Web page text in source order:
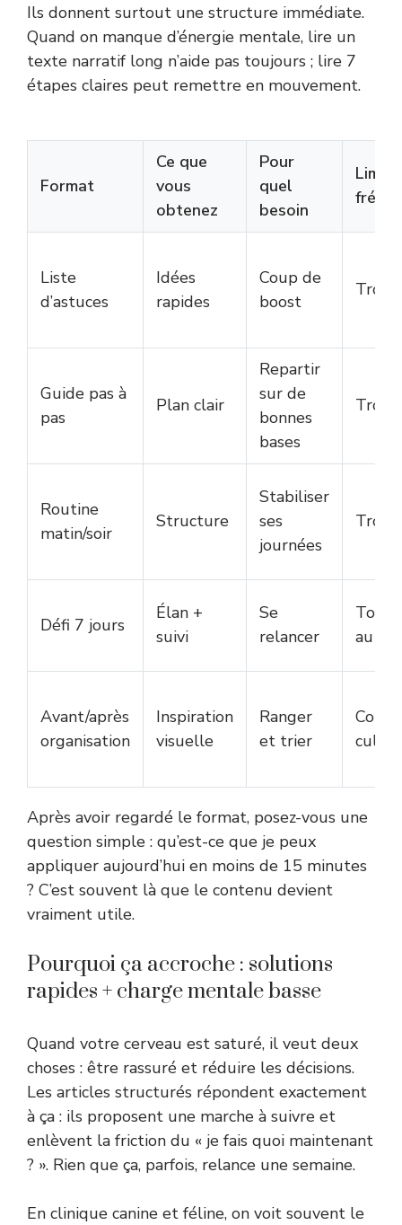
Ils donnent surtout une structure immédiate.
Quand on manque d’énergie mentale, lire un
texte narratif long n’aide pas toujours ; lire 7
étapes claires peut remettre en mouvement.
Format
Ce que
vous
obtenez
Pour
quel
besoin
Limite
Liste
d’astuces
Idées
rapides
Coup de
boost
Trop
Guide pas à
pas
Plan clair
Repartir
sur de
bonnes
bases
Trop
Routine
matin/soir
Structure
Stabiliser
ses
journées
Trop
Défi 7 jours
Élan +
suivi
Se
relancer
Tout
au
Avant/après
organisation
Inspiration
visuelle
Ranger
et trier
Après avoir regardé le format, posez-vous une
question simple : qu’est-ce que je peux
appliquer aujourd’hui en moins de 15 minutes
? C’est souvent là que le contenu devient
vraiment utile.
Pourquoi ça accroche : solutions
rapides + charge mentale basse
Quand votre cerveau est saturé, il veut deux
choses : être rassuré et réduire les décisions.
Les articles structurés répondent exactement
à ça : ils proposent une marche à suivre et
enlèvent la friction du « je fais quoi maintenant
? ». Rien que ça, parfois, relance une semaine.
En clinique canine et féline, on voit souvent le